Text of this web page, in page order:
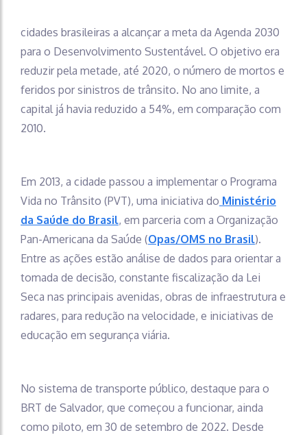
cidades brasileiras a alcançar a meta da Agenda 2030
para o Desenvolvimento Sustentável. O objetivo era
reduzir pela metade, até 2020, o número de mortos e
feridos por sinistros de trânsito. No ano limite, a
capital já havia reduzido a 54%, em comparação com
2010.
Em 2013, a cidade passou a implementar o Programa
Vida no Trânsito (PVT), uma iniciativa do Ministério
da Saúde do Brasil, em parceria com a Organização
Pan-Americana da Saúde (Opas/OMS no Brasil).
Entre as ações estão análise de dados para orientar a
tomada de decisão, constante fiscalização da Lei
Seca nas principais avenidas, obras de infraestrutura e
radares, para redução na velocidade, e iniciativas de
educação em segurança viária.
No sistema de transporte público, destaque para o
BRT de Salvador, que começou a funcionar, ainda
como piloto, em 30 de setembro de 2022. Desde